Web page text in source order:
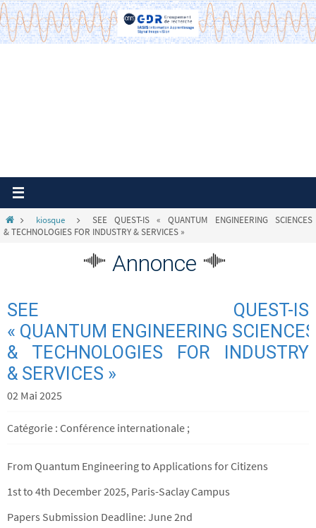
Passer
vers
le
Homekiosque
SEE QUEST-IS « QUANTUM ENGINEERING SCIENCES
& TECHNOLOGIES FOR INDUSTRY & SERVICES »
Annonce
SEE QUEST-IS
« QUANTUM ENGINEERING SCIENCES
& TECHNOLOGIES FOR INDUSTRY
& SERVICES »
02 Mai 2025
Catégorie : Conférence internationale ;
From Quantum Engineering to Applications for Citizens
1st to 4th December 2025, Paris-Saclay Campus
Papers Submission Deadline: June 2nd